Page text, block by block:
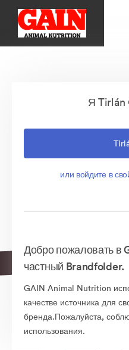
Я Tirlán
или войдите в
Добро пожаловать
частный Brandfolder.
GAIN Animal Nutrition
качестве источника для
бренда.Пожалуйста,
использования.